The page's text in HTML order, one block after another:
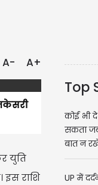
A- A+
युति
इस राशि
Top
कोई भी
सकता
बात न
UP में